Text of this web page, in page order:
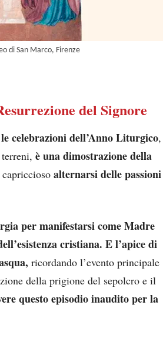
di San Marco, Firenze
del Signore
celebrazioni dell’Anno Liturgico,
è una dimostrazione della
alternarsi delle passioni
per manifestarsi come Madre
cristiana. E l’apice di
ricordando l’evento principale
della prigione del sepolcro e il
questo episodio inaudito per la